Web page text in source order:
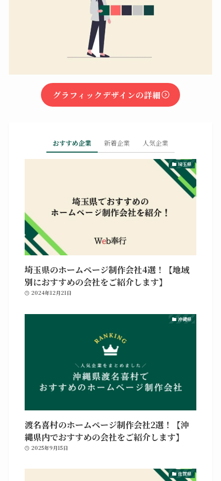
グラフィックデザインの詳細
おすすめ企業 新着企業 人気企業
埼玉県
埼玉県のホームページ制作会社4選！【地域
別におすすめの会社をご紹介します】
2024年12月21日
沖縄県
渡名喜村のホームページ制作会社2選！【沖
縄県内でおすすめの会社をご紹介します】
2025年9月15日
佐賀県